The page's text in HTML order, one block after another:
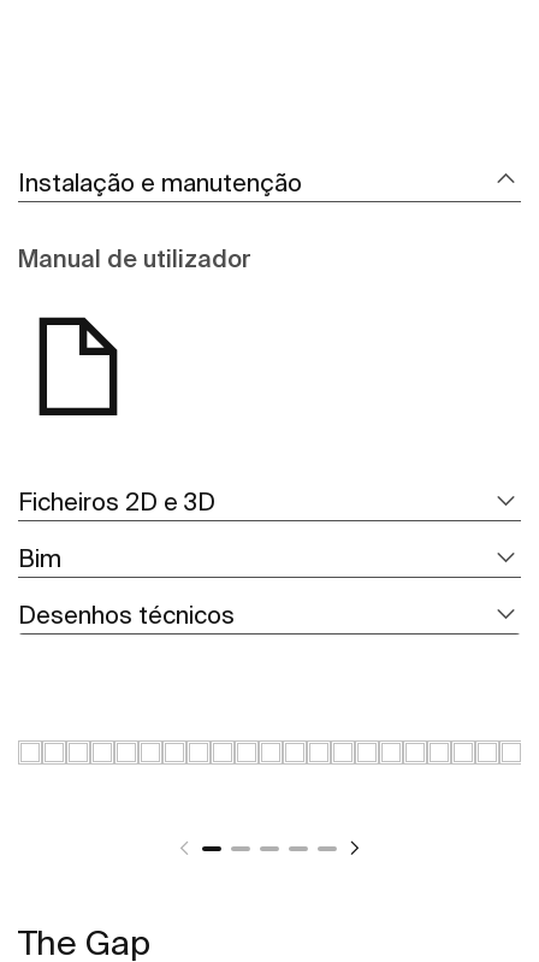
Instalação e manutenção
Manual de utilizador
Ficheiros 2D e 3D
Bim
Desenhos técnicos
The Gap